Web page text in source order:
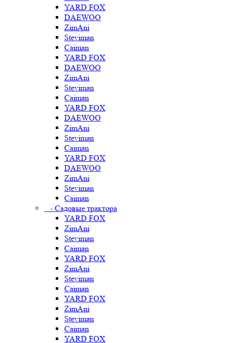
YARD FOX
DAEWOO
ZimAni
Steviman
Caiman
YARD FOX
DAEWOO
ZimAni
Steviman
Caiman
YARD FOX
DAEWOO
ZimAni
Steviman
Caiman
YARD FOX
DAEWOO
ZimAni
Steviman
Caiman
- Садовые трактора
YARD FOX
ZimAni
Steviman
Caiman
YARD FOX
ZimAni
Steviman
Caiman
YARD FOX
ZimAni
Steviman
Caiman
YARD FOX